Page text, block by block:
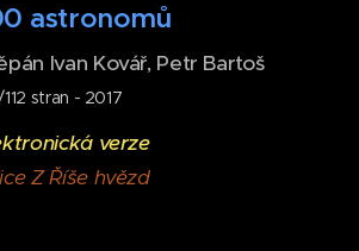
astronomů
Ivan Kovář, Petr Bartoš
stran - 2017
verze
Z Říše hvězd